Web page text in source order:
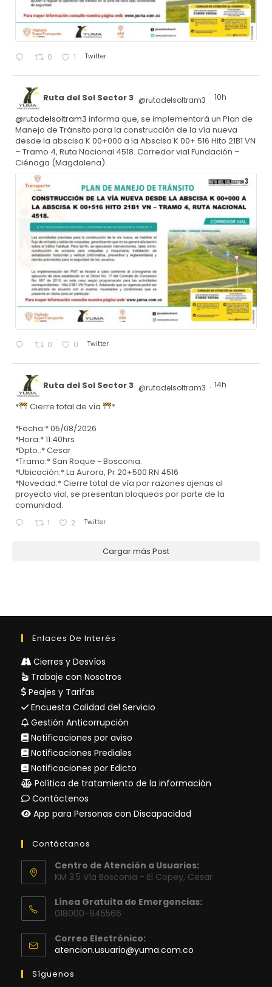
0 1 Twitter
Ruta del Sol Sector 3 @rutadelsoltram3 · 10h
@rutadelsoltram3 informa que, se implementará un Plan de
Manejo de Tránsito para la construcción de la vía nueva
desde la abscisa K 00+000 a la Abscisa K 00+ 516 Hito 21B1 VN
– Tramo 4, Ruta Nacional 4518. Corredor vial Fundación –
Ciénaga (Magdalena).
0 0 Twitter
Ruta del Sol Sector 3 @rutadelsoltram3 · 14h
* Cierre total de vía
*
*Fecha:* 05/08/2026
*Hora:* 11:40hrs
*Dpto.:* Cesar
*Tramo:* San Roque - Bosconia.
*Ubicación:* La Aurora, Pr 20+500 RN 4516
*Novedad:* Cierre total de vía por razones ajenas al
proyecto vial, se presentan bloqueos por parte de la
comunidad.
1 2 Twitter
Cargar más Post
Enlaces De Interés
Cierres y Desvíos
Trabaje con Nosotros
Peajes y Tarifas
Encuesta Calidad del Servicio
Gestión Anticorrupción
Notificaciones por aviso
Notificaciones Prediales
Notificaciones por Edicto
Política de tratamiento de la información
Contáctenos
App para Personas con Discapacidad
Contáctanos
Centro de Atención a Usuarios:
KM 3.5 Vía Bosconia - El Copey, Cesar
Línea Gratuita de Emergencias:
018000-945566
Correo Electrónico:
atencion.usuario@yuma.com.co
Síguenos